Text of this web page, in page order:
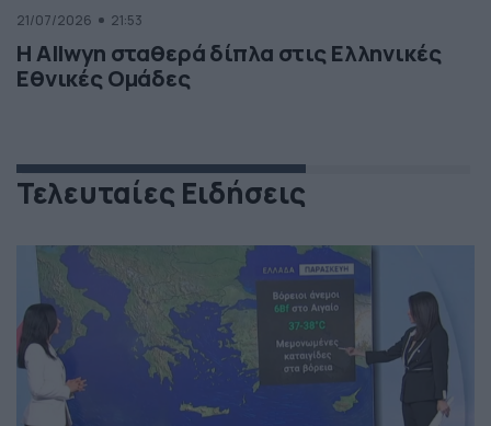
21/07/2026 21:53
Η Allwyn σταθερά δίπλα στις Ελληνικές
Εθνικές Ομάδες
Τελευταίες Ειδήσεις